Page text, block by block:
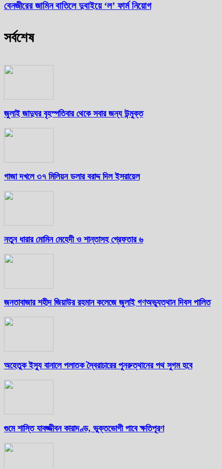
বেনজীরের জামিন বাতিলে দুবাইয়ে ‌‘ল’ ফার্ম নিয়োগ
সর্বশেষ
জুলাই জাদুঘর বৃহস্পতিবার থেকে সবার জন্য উন্মুক্ত
গাজা দখলে ৩৭ মিলিয়ন ডলার বরাদ্দ দিল ইসরায়েল
নতুন ধারার মোমিন মেহেদী ও শান্তাসহ গ্রেফতার ৬
জনতাবাজার শহীদ জিয়াউর রহমান কলেজে জুলাই গণঅভ্যুত্থান দিবস পালিত
অহেতুক ইস্যু বানালে পলাতক স্বৈরাচারের পুনরুত্থানের পথ সুগম হবে
গুমে শাস্তি যাবজ্জীবন কারাদণ্ড, ভুক্তভোগী পাবে ক্ষতিপূরণ